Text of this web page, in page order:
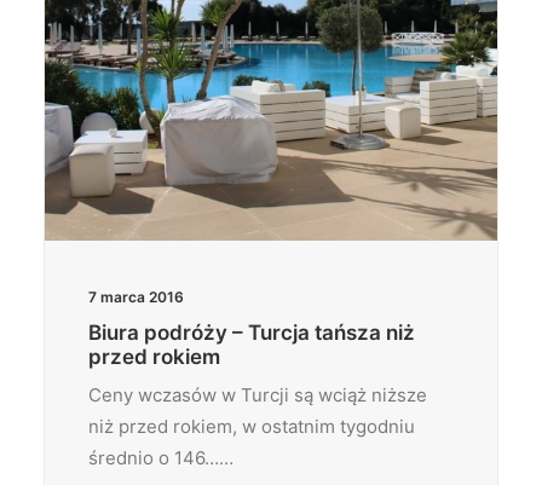
7 marca 2016
Biura podróży – Turcja tańsza niż
przed rokiem
Ceny wczasów w Turcji są wciąż niższe
niż przed rokiem, w ostatnim tygodniu
średnio o 146……